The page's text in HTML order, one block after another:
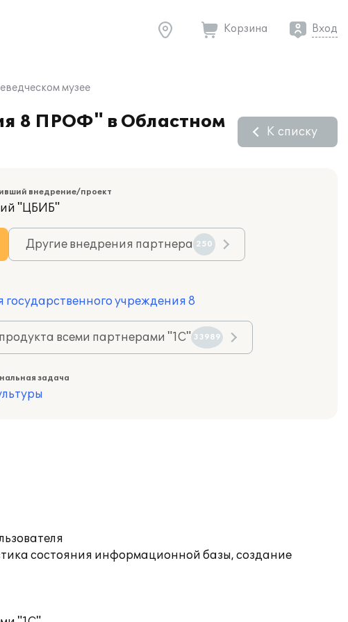
Корзина Вход
музее
8 ПРОФ" в Областном
К списку
внедрение/проект
"ЦБИБ"
Другие внедрения партнера 250
государственного учреждения 8
всеми партнерами "1С" 33989
задача
состояния информационной базы, создание